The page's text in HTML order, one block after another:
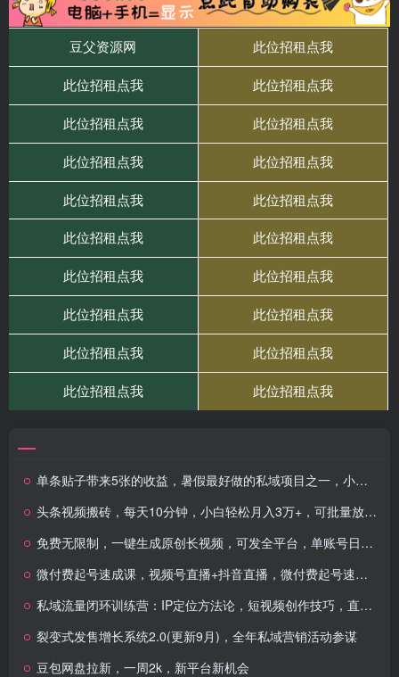
单条贴子带来5张的收益，暑假最好做的私域项目之一，小白也能轻松上手，有小红书就行
头条视频搬砖，每天10分钟，小白轻松月入3万+，可批量放大收益
免费无限制，一键生成原创长视频，可发全平台，单账号日入2000+，
微付费起号速成课，视频号直播+抖音直播，微付费起号速成心法
私域流量闭环训练营：IP定位方法论，短视频创作技巧，直播转化策略
裂变式发售增长系统2.0(更新9月)，全年私域营销活动参谋
豆包网盘拉新，一周2k，新平台新机会